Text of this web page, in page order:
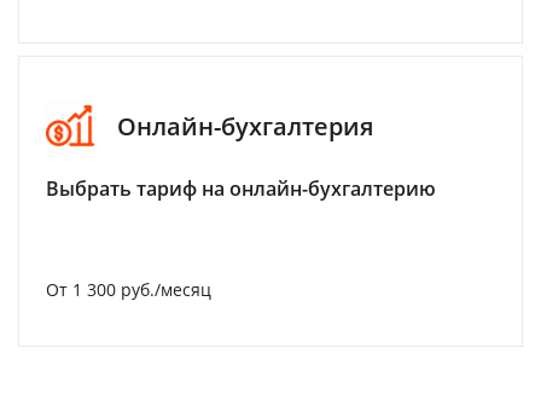
Онлайн-бухгалтерия
Выбрать тариф на онлайн-бухгалтерию
От 1 300 руб./месяц